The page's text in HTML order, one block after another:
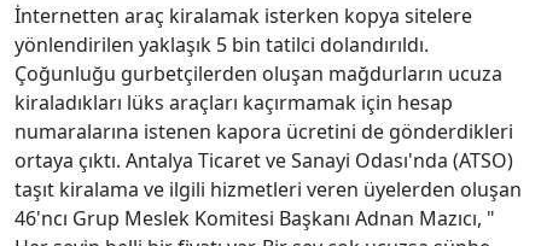
İnternetten araç kiralamak isterken kopya sitelere
yönlendirilen yaklaşık 5 bin tatilci dolandırıldı.
Çoğunluğu gurbetçilerden oluşan mağdurların ucuza
kiraladıkları lüks araçları kaçırmamak için hesap
numaralarına istenen kapora ücretini de gönderdikleri
ortaya çıktı. Antalya Ticaret ve Sanayi Odası'nda (ATSO)
taşıt kiralama ve ilgili hizmetleri veren üyelerden oluşan
46'ncı Grup Meslek Komitesi Başkanı Adnan Mazıcı, "